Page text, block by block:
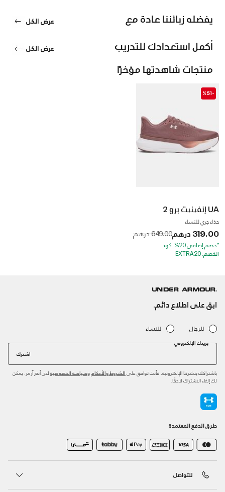
يفضله زبائننا عادة مع عرض الكل
أكمل استعدادك للتدريب عرض الكل
منتجات شاهدتها مؤخرًا
-%51
UA إنفينيت برو 2
حذاء جري للنساء
319.00 درهم Price reduced from
649.00 درهم to
*خصم إضافي 20%. كود
الخصم: EXTRA20
ابق على اطلاع دائم.
للرجال للنساء
بريدك الإلكتروني
اشترك
باشتراكك بنشرتنا الإلكترونية، فأنت توافق على الشروط والأحكام وسياسة الخصوصية لدى أندر آرمر. يمكن
لك إلغاء الاشتراك لاحقًا.
طرق الدفع المعتمدة
للتواصل